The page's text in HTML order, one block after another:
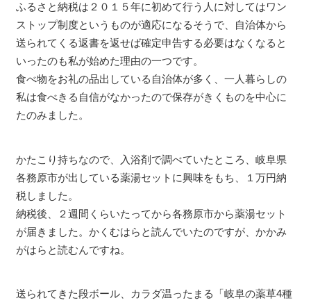
ふるさと納税は２０１５年に初めて行う人に対してはワン
ストップ制度というものが適応になるそうで、自治体から
送られてくる返書を返せば確定申告する必要はなくなると
いったのも私が始めた理由の一つです。
食べ物をお礼の品出している自治体が多く、一人暮らしの
私は食べきる自信がなかったので保存がきくものを中心に
たのみました。
かたこり持ちなので、入浴剤で調べていたところ、岐阜県
各務原市が出している薬湯セットに興味をもち、１万円納
税しました。
納税後、２週間くらいたってから各務原市から薬湯セット
が届きました。かくむはらと読んでいたのですが、かかみ
がはらと読むんですね。
送られてきた段ボール、カラダ温ったまる「岐阜の薬草4種